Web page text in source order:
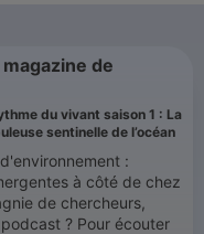
de
du vivant saison 1 : La
sentinelle de l’océan
:
à côté de chez
de chercheurs,